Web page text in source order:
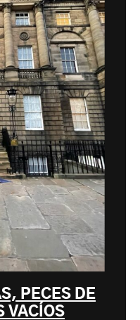
PECES DE
VACÍOS